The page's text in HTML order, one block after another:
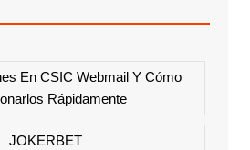
En CSIC Webmail Y Cómo
Rápidamente
JOKERBET